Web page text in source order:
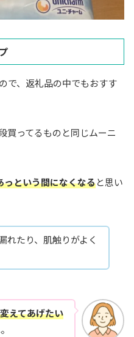
ので、返礼品の中でもおすす
買ってるものと同じムーニ
っという間になくなると思い
れたり、肌触りがよく
えてあげたい